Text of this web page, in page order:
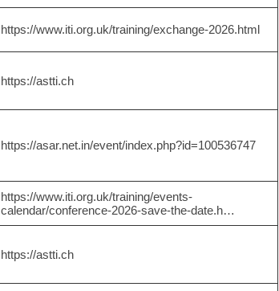
https://www.iti.org.uk/training/exchange-2026.html
https://astti.ch
https://asar.net.in/event/index.php?id=100536747
https://www.iti.org.uk/training/events-
calendar/conference-2026-save-the-date.h…
https://astti.ch